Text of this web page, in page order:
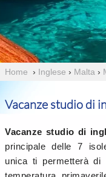
Home › Inglese › Malta ›
Vacanze studio di
Vacanze studio di
principale delle 7
unica ti permetterà di